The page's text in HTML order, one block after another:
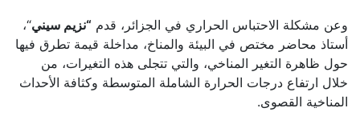
وعن مشكلة الاحتباس الحراري في الجزائر، قدم “نزيم سيني“،
أستاذ محاضر مختص في البيئة والمناخ، مداخلة قيمة تطرق فيها
حول ظاهرة التغير المناخي، والتي تتجلى هذه التغيرات، من
خلال ارتفاع درجات الحرارة الشاملة المتوسطة وكثافة الأحداث
المناخية القصوى.